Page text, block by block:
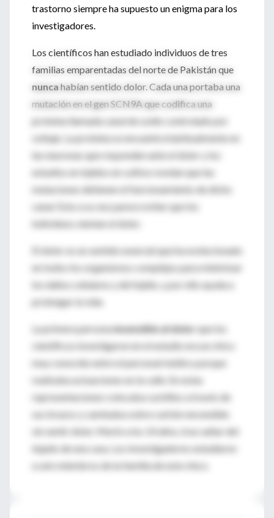
trastorno siempre ha supuesto un enigma para los
investigadores.
Los científicos han estudiado individuos de tres
familias emparentadas del norte de Pakistán que
nunca habían sentido dolor. Cada una portaba una
mutación en el gen SCN9A que codifica una
proteína llamada canal de sodio controlado por
voltaje. La proteína se encuentra habitualmente en
las neuronas que responden ante el dolor y los
estudios en tejidos en cultivo revelan que las
mutaciones detienen el funcionamiento de dicho
canal. Esto a su vez parece evitar que los
individuos sientan el dolor.
El dolor es un sentido esencial que ha evolucionado
en todos los organismos complejos para minimizar
los daños celulares y del tejido, y por ello ayuda a
prolongar la vida.
La primera personainsensible al dolor que los
científicos investigaron en el estudio era un chico
muy conocido entre el personal médico porque
realizaba actuaciones en la calle. En estas
representaciones colocaba cuchillos a través de
sus brazos y caminaba sobre carbón encendido
sin sentir dolor. Murió a los 14 años, tras saltar del
tejado de una casa. Los investigadores estudiaron
a seis miembros de la familia de este chico.